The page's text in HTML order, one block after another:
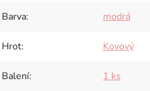
Barva: modrá
Hrot: Kovový
Balení: 1 ks